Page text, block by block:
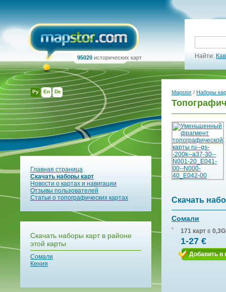
Ру En De
95020 исторических карт Найти:
Главная страница
Скачать наборы карт
Новости о картах и навигации
Отзывы пользователей
Статьи о топографических картах
Скачать наборы карт в районе
этой карты
Сомали
Кения
Mapstor / Наборы
Скачать
Сомали
171 карт в
1-27 €
Добавить в